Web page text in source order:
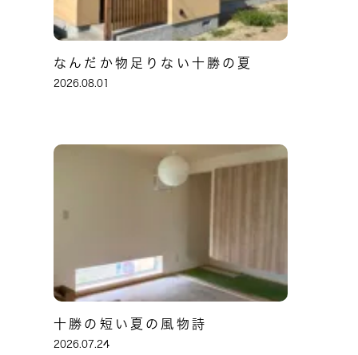
なんだか物足りない十勝の夏
2026.08.01
十勝の短い夏の風物詩
2026.07.24